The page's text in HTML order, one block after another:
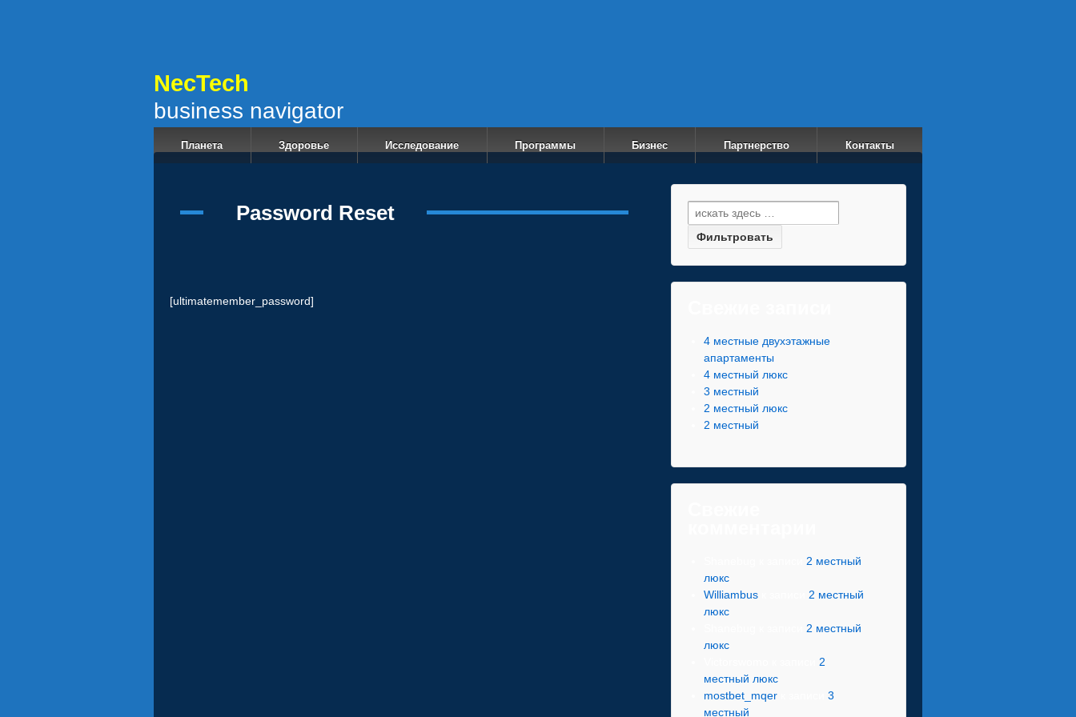
NecTech
business navigator
Планета Здоровье Исследование Программы Бизнес Партнерство Контакты
Password Reset
[ultimatemember_password]
4 местные двухэтажные
апартаменты
4 местный люкс
3 местный
2 местный люкс
2 местный
2 местный
люкс
Williambus
2 местный
люкс
2 местный
люкс
2
местный люкс
mostbet_mqer к записи3
местный